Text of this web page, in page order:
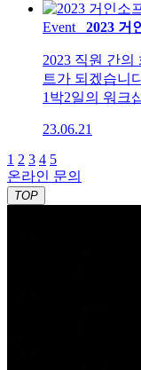
Event 2023 거
2023 직원 간
트가 되겠습니
1박2일의 워크
23.06.21
1 2 3 4 5
온라인 문의
TOP